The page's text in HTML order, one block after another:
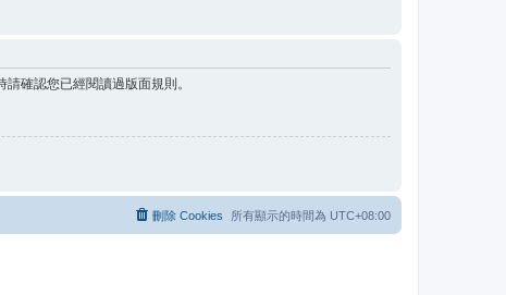
確認您已經閱讀過版面規則。
所有顯示的時間為 UTC+08:00
刪除 Cookies